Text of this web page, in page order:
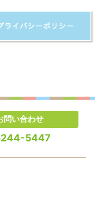
問い合わせ
5447